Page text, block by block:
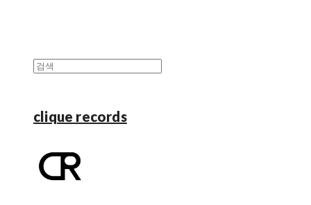
clique records